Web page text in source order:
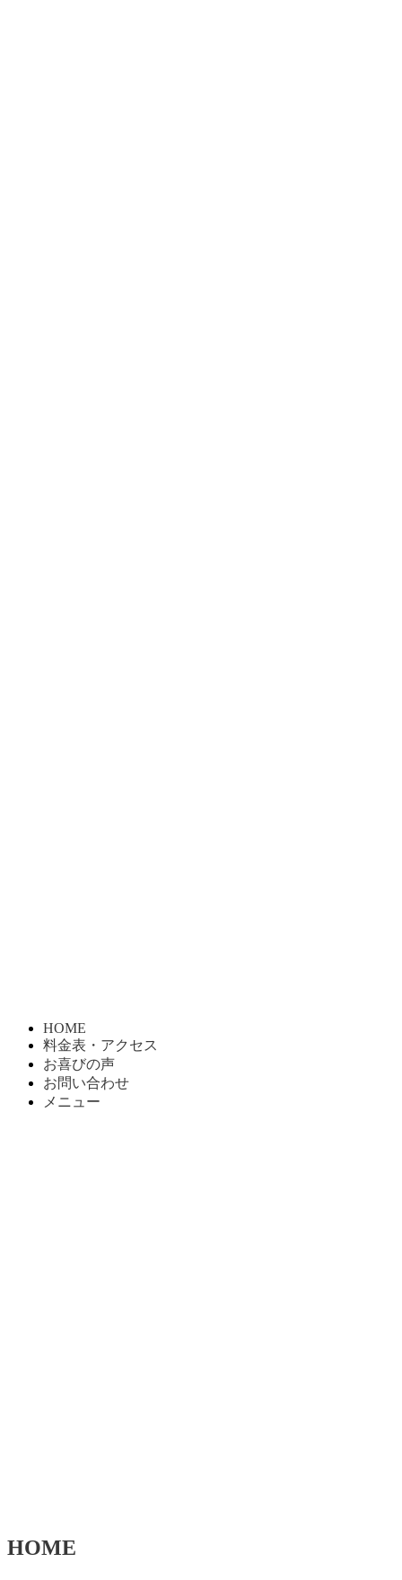
HOME
料金表・アクセス
お喜びの声
お問い合わせ
メニュー
HOME